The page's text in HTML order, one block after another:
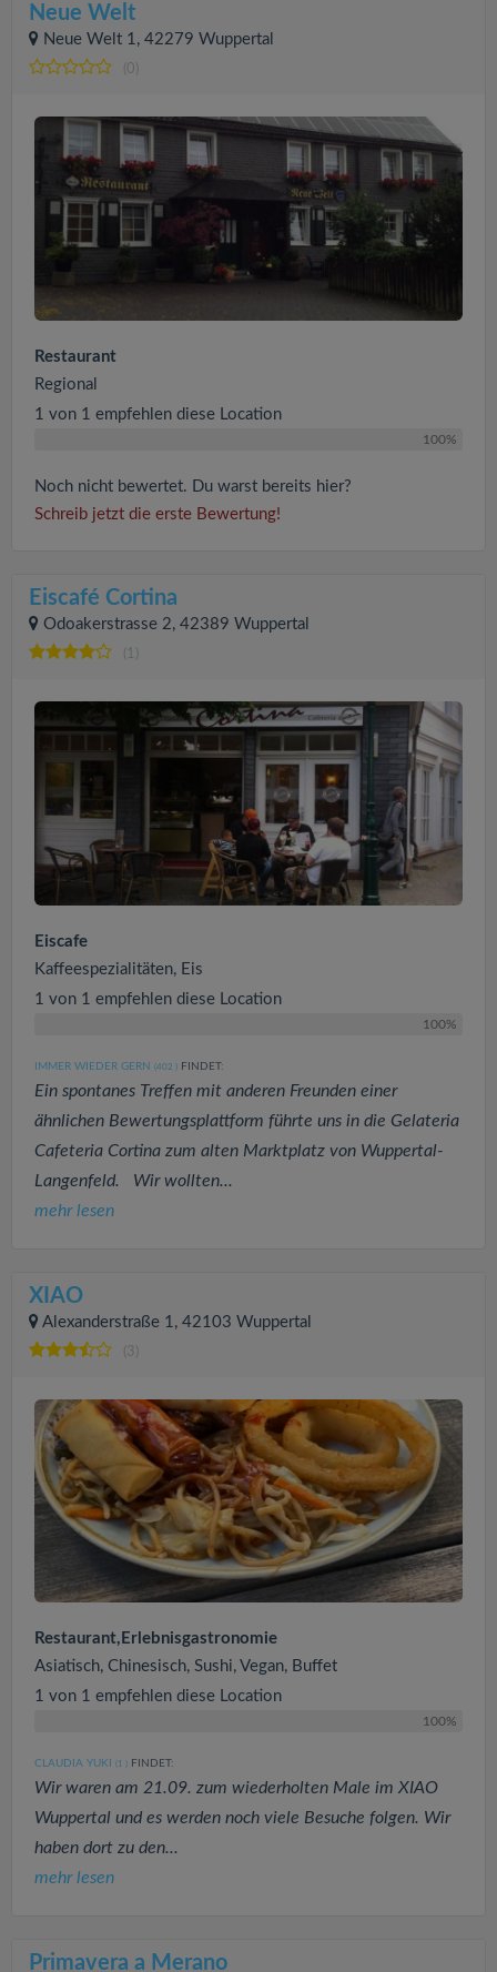
Neue Welt
Neue Welt 1, 42279 Wuppertal
(0)
Restaurant
Regional
1 von 1 empfehlen diese Location
100%
Noch nicht bewertet. Du warst bereits hier?
Schreib jetzt die erste Bewertung!
Eiscafé Cortina
Odoakerstrasse 2, 42389 Wuppertal
(1)
Eiscafe
Kaffeespezialitäten, Eis
1 von 1 empfehlen diese Location
100%
IMMER WIEDER GERN (402 ) FINDET:
Ein spontanes Treffen mit anderen Freunden einer
ähnlichen Bewertungsplattform führte uns in die Gelateria
Cafeteria Cortina zum alten Marktplatz von Wuppertal-
Langenfeld. Wir wollten...
mehr lesen
XIAO
Alexanderstraße 1, 42103 Wuppertal
(3)
Restaurant,Erlebnisgastronomie
Asiatisch, Chinesisch, Sushi, Vegan, Buffet
1 von 1 empfehlen diese Location
100%
CLAUDIA YUKI (1 ) FINDET:
Wir waren am 21.09. zum wiederholten Male im XIAO
Wuppertal und es werden noch viele Besuche folgen. Wir
haben dort zu den...
mehr lesen
Primavera a Merano